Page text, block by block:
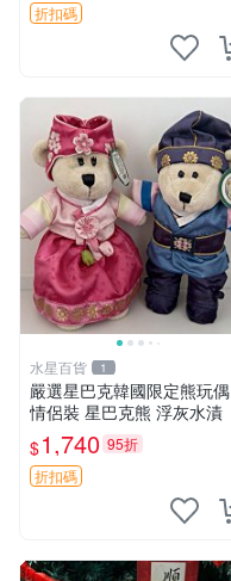
折扣碼
水星百貨 1
嚴選星巴克韓國限定熊玩偶
情侶裝 星巴克熊 浮灰水漬
$1,740 95折
折扣碼